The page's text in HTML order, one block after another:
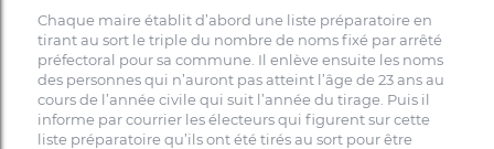
Chaque maire établit d’abord une liste préparatoire en
tirant au sort le triple du nombre de noms fixé par arrêté
préfectoral pour sa commune. Il enlève ensuite les noms
des personnes qui n’auront pas atteint l’âge de 23 ans au
cours de l’année civile qui suit l’année du tirage. Puis il
informe par courrier les électeurs qui figurent sur cette
liste préparatoire qu’ils ont été tirés au sort pour être